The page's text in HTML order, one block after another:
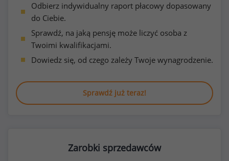
Odbierz indywidualny raport płacowy dopasowany
do Ciebie.
Sprawdź, na jaką pensję może liczyć osoba z
Twoimi kwalifikacjami.
Dowiedz się, od czego zależy Twoje wynagrodzenie.
Sprawdź już teraz!
Zarobki sprzedawców